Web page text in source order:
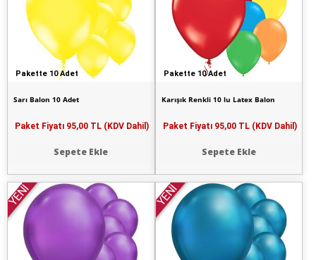
Pakette 10 Adet
Sarı Balon 10 Adet
Paket Fiyatı 95,00 TL (KDV Dahil)
Sepete Ekle
Pakette 10 Adet
Karışık Renkli 10 lu Latex Balon
Paket Fiyatı 95,00 TL (KDV Dahil)
Sepete Ekle
YENİ YENİ